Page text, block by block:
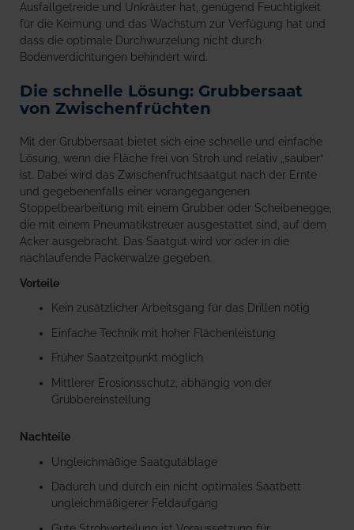
Ausfallgetreide und Unkräuter hat, genügend Feuchtigkeit
für die Keimung und das Wachstum zur Verfügung hat und
dass die optimale Durchwurzelung nicht durch
Bodenverdichtungen behindert wird.
Die schnelle Lösung: Grubbersaat
von Zwischenfrüchten
Mit der Grubbersaat bietet sich eine schnelle und einfache
Lösung, wenn die Fläche frei von Stroh und relativ „sauber“
ist. Dabei wird das Zwischenfruchtsaatgut nach der Ernte
und gegebenenfalls einer vorangegangenen
Stoppelbearbeitung mit einem Grubber oder Scheibenegge,
die mit einem Pneumatikstreuer ausgestattet sind, auf dem
Acker ausgebracht. Das Saatgut wird vor oder in die
nachlaufende Packerwalze gegeben.
Vorteile
Kein zusätzlicher Arbeitsgang für das Drillen nötig
Einfache Technik mit hoher Flächenleistung
Früher Saatzeitpunkt möglich
Mittlerer Erosionsschutz, abhängig von der
Grubbereinstellung
Nachteile
Ungleichmäßige Saatgutablage
Dadurch und durch ein nicht optimales Saatbett
ungleichmäßigerer Feldaufgang